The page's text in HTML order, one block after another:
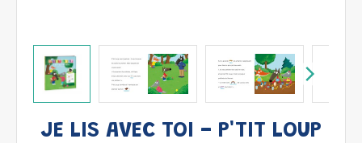
JE LIS AVEC TOI - P'TIT LOUP